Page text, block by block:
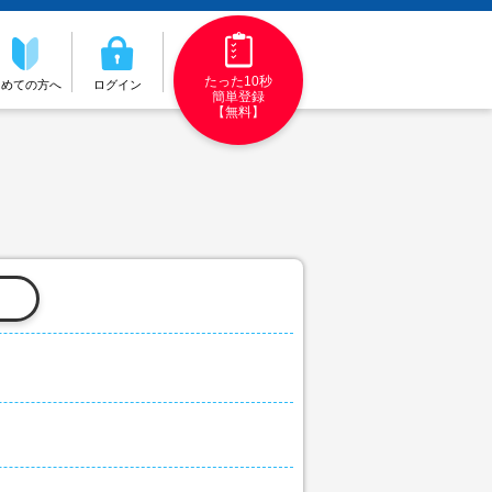
ての方へ ログイン
たった10秒
簡単登録
【無料】